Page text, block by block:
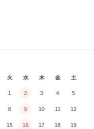
火 水 木 金 土
1 2 3 4 5
8 9 10 11 12
15 16 17 18 19